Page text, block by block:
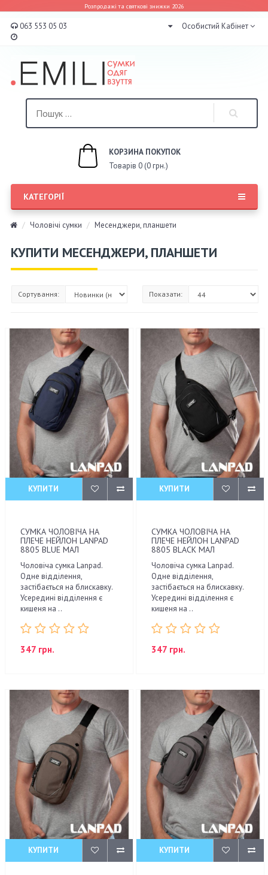
Розпродажі та святкові знижки 2026
063 553 05 03 Особистий Кабінет
КОРЗИНА ПОКУПОК
Товарів 0 (0 грн.)
КАТЕГОРІЇ
Чоловічі сумки Месенджери, планшети
КУПИТИ МЕСЕНДЖЕРИ, ПЛАНШЕТИ
Сортування: Показати:
КУПИТИ
СУМКА ЧОЛОВІЧА НА
ПЛЕЧЕ НЕЙЛОН LANPAD
8805 BLUE МАЛ
Чоловіча сумка Lanpad.
Одне відділення,
застібається на блискавку.
Усередині відділення є
кишеня на ..
347 грн.
КУПИТИ
СУМКА ЧОЛОВІЧА НА
ПЛЕЧЕ НЕЙЛОН LANPAD
8805 BLACK МАЛ
Чоловіча сумка Lanpad.
Одне відділення,
застібається на блискавку.
Усередині відділення є
кишеня на ..
347 грн.
КУПИТИ КУПИТИ